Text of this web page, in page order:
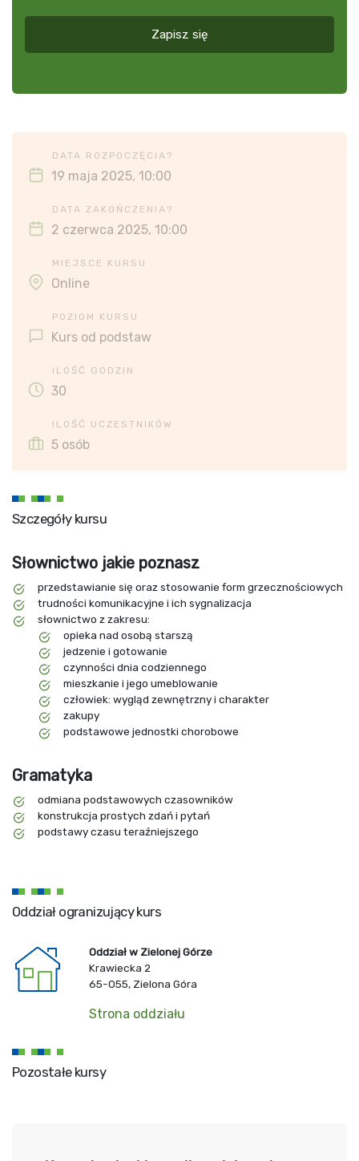
Zapisz się
DATA ROZPOCZĘCIA?
19 maja 2025, 10:00
DATA ZAKOŃCZENIA?
2 czerwca 2025, 10:00
MIEJSCE KURSU
Online
POZIOM KURSU
Kurs od podstaw
ILOŚĆ GODZIN
30
ILOŚĆ UCZESTNIKÓW
5 osób
Szczegóły kursu
Słownictwo jakie poznasz
przedstawianie się oraz stosowanie form grzecznościowych
trudności komunikacyjne i ich sygnalizacja
słownictwo z zakresu:
opieka nad osobą starszą
jedzenie i gotowanie
czynności dnia codziennego
mieszkanie i jego umeblowanie
człowiek: wygląd zewnętrzny i charakter
zakupy
podstawowe jednostki chorobowe
Gramatyka
odmiana podstawowych czasowników
konstrukcja prostych zdań i pytań
podstawy czasu teraźniejszego
Oddział ogranizujący kurs
Oddział w Zielonej Górze
Krawiecka 2
65-055, Zielona Góra
Strona oddziału
Pozostałe kursy